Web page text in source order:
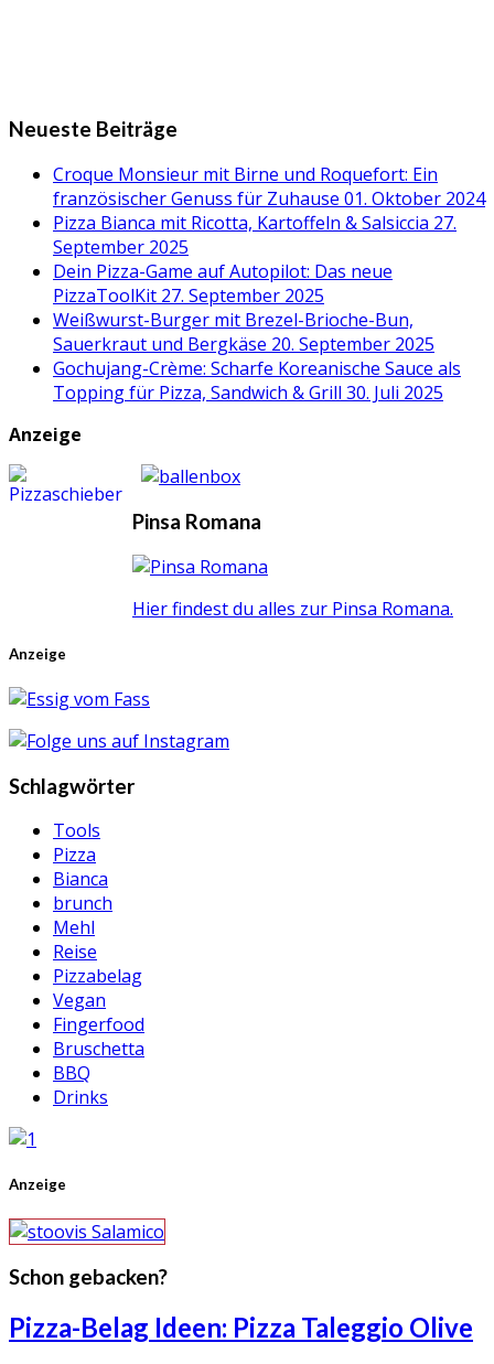
Neueste Beiträge
Croque Monsieur mit Birne und Roquefort: Ein
französischer Genuss für Zuhause 01. Oktober 2024
Pizza Bianca mit Ricotta, Kartoffeln & Salsiccia 27.
September 2025
Dein Pizza-Game auf Autopilot: Das neue
PizzaToolKit 27. September 2025
Weißwurst-Burger mit Brezel-Brioche-Bun,
Sauerkraut und Bergkäse 20. September 2025
Gochujang-Crème: Scharfe Koreanische Sauce als
Topping für Pizza, Sandwich & Grill 30. Juli 2025
Anzeige
Pinsa Romana
Hier findest du alles zur Pinsa Romana.
Anzeige
Schlagwörter
Tools
Pizza
Bianca
brunch
Mehl
Reise
Pizzabelag
Vegan
Fingerfood
Bruschetta
BBQ
Drinks
Anzeige
Schon gebacken?
Pizza-Belag Ideen: Pizza Taleggio Olive